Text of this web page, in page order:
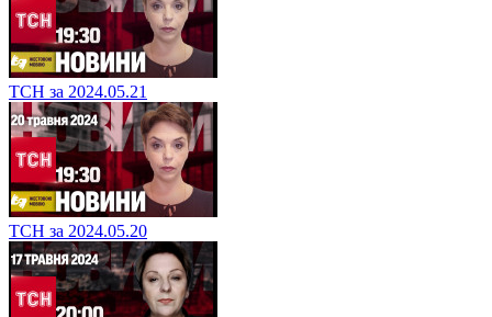
ТСН за 2024.05.21
ТСН за 2024.05.20